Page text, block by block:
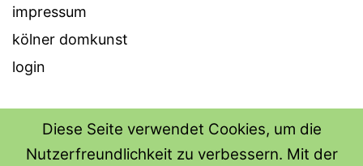
impressum
kölner domkunst
login
Diese Seite verwendet Cookies, um die
Nutzerfreundlichkeit zu verbessern. Mit der